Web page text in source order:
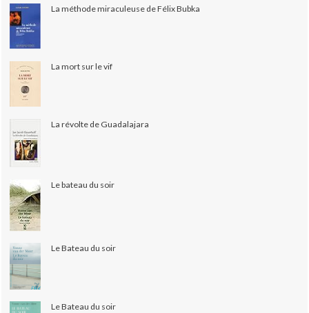
La méthode miraculeuse de Félix Bubka
La mort sur le vif
La révolte de Guadalajara
Le bateau du soir
Le Bateau du soir
Le Bateau du soir